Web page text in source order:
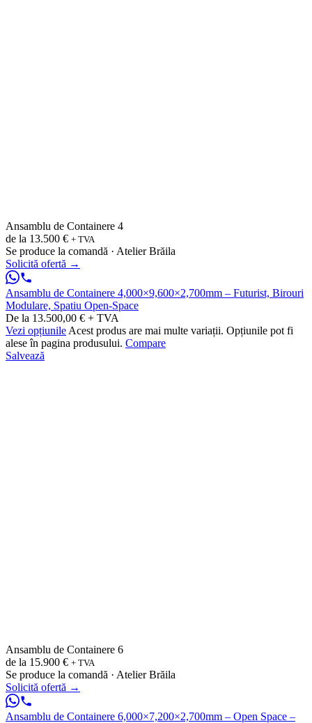
Ansamblu de Containere 4
de la 13.500 € + TVA
Se produce la comandă · Atelier Brăila
Solicită ofertă →
Ansamblu de Containere 4,000×9,600×2,700mm – Futurist, Birouri
Modulare, Spatiu Open-Space
De la 13.500,00 € + TVA
Vezi opțiunile Acest produs are mai multe variații. Opțiunile pot fi
alese în pagina produsului. Compare
Salvează
Ansamblu de Containere 6
de la 15.900 € + TVA
Se produce la comandă · Atelier Brăila
Solicită ofertă →
Ansamblu de Containere 6,000×7,200×2,700mm – Open Space –